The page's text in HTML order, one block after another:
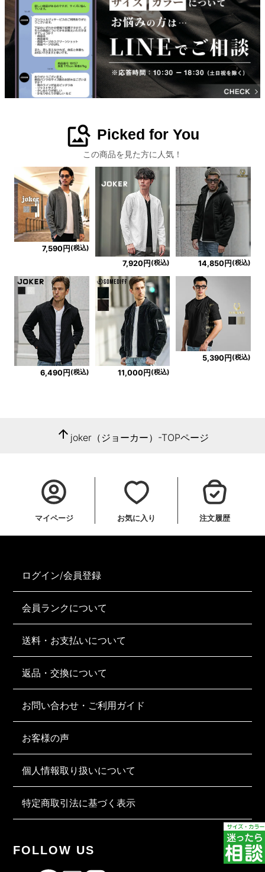
image_search Picked for You
この商品を見た方に人気！
7,590円 (税込)
7,920円 (税込) 14,850円 (税込)
6,490円 (税込) 11,000円 (税込)
5,390円 (税込)
arrow_upward joker（ジョーカー）-TOPページ
マイページ お気に入り 注文履歴
ログイン/会員登録
会員ランクについて
送料・お支払いについて
返品・交換について
お問い合わせ・ご利用ガイド
お客様の声
個人情報取り扱いについて
特定商取引法に基づく表示
FOLLOW US